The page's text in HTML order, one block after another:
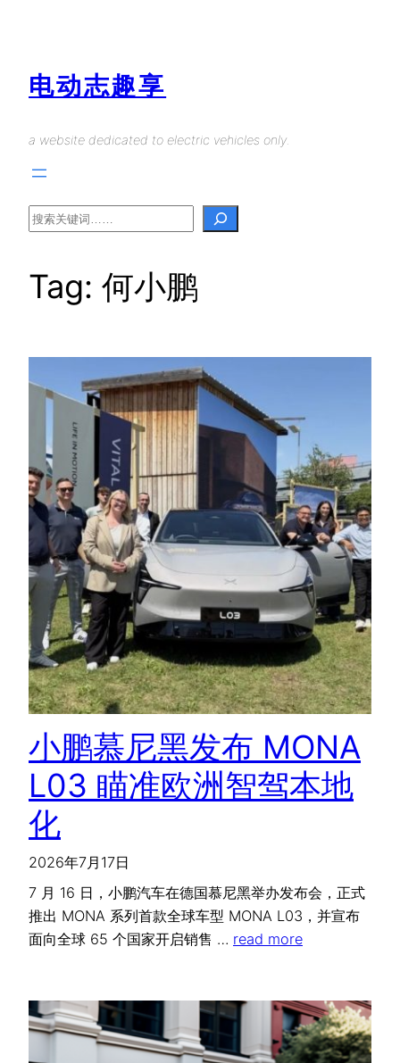
电动志趣享
a website dedicated to electric vehicles only.
Search
Tag: 何小鹏
小鹏慕尼黑发布 MONA
L03 瞄准欧洲智驾本地
化
2026年7月17日
7 月 16 日，小鹏汽车在德国慕尼黑举办发布会，正式
推出 MONA 系列首款全球车型 MONA L03，并宣布
面向全球 65 个国家开启销售 … read more